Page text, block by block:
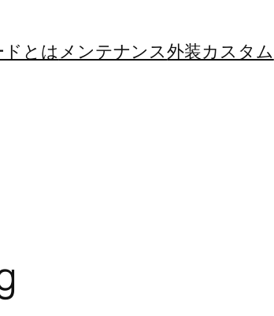
とはメンテナンス外装カスタム